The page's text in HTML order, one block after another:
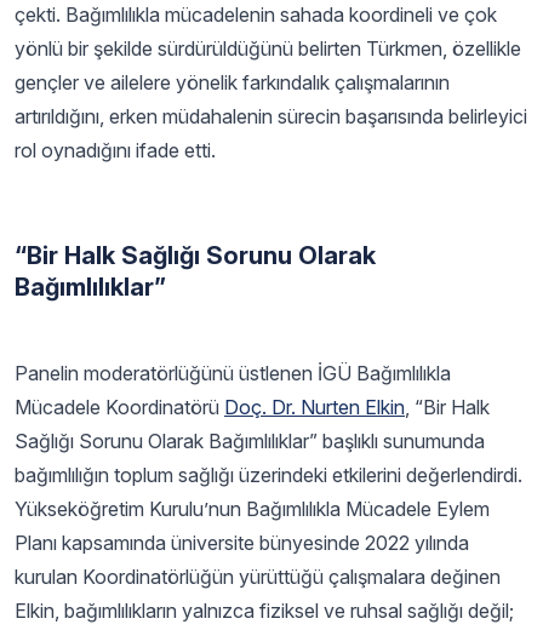
çekti. Bağımlılıkla mücadelenin sahada koordineli ve çok
yönlü bir şekilde sürdürüldüğünü belirten Türkmen, özellikle
gençler ve ailelere yönelik farkındalık çalışmalarının
artırıldığını, erken müdahalenin sürecin başarısında belirleyici
rol oynadığını ifade etti.
“Bir Halk Sağlığı Sorunu Olarak
Bağımlılıklar”
Panelin moderatörlüğünü üstlenen İGÜ Bağımlılıkla
Mücadele Koordinatörü Doç. Dr. Nurten Elkin , “Bir Halk
Sağlığı Sorunu Olarak Bağımlılıklar” başlıklı sunumunda
bağımlılığın toplum sağlığı üzerindeki etkilerini değerlendirdi.
Yükseköğretim Kurulu’nun Bağımlılıkla Mücadele Eylem
Planı kapsamında üniversite bünyesinde 2022 yılında
kurulan Koordinatörlüğün yürüttüğü çalışmalara değinen
Elkin, bağımlılıkların yalnızca fiziksel ve ruhsal sağlığı değil;